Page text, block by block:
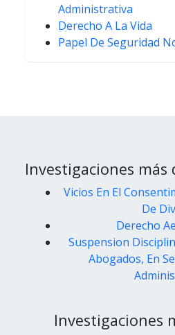
Administrativa
Derecho A La Vida
Papel De Seguridad
Investigaciones más
Vicios En El
De
Derecho
Suspension
Abogados, En
Investigaciones